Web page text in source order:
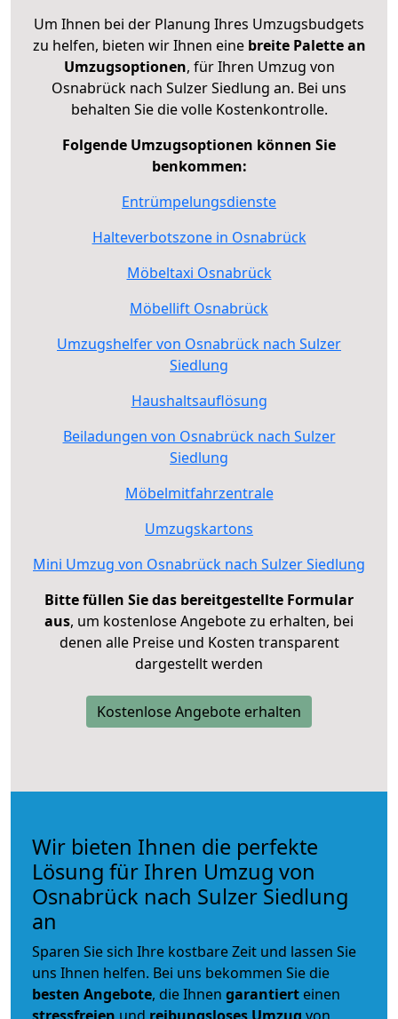
Um Ihnen bei der Planung Ihres Umzugsbudgets
zu helfen, bieten wir Ihnen eine breite Palette an
Umzugsoptionen, für Ihren Umzug von
Osnabrück nach Sulzer Siedlung an. Bei uns
behalten Sie die volle Kostenkontrolle.
Folgende Umzugsoptionen können Sie
benkommen:
Entrümpelungsdienste
Halteverbotszone in Osnabrück
Möbeltaxi Osnabrück
Möbellift Osnabrück
Umzugshelfer von Osnabrück nach Sulzer
Siedlung
Haushaltsauflösung
Beiladungen von Osnabrück nach Sulzer
Siedlung
Möbelmitfahrzentrale
Umzugskartons
Mini Umzug von Osnabrück nach Sulzer Siedlung
Bitte füllen Sie das bereitgestellte Formular
aus, um kostenlose Angebote zu erhalten, bei
denen alle Preise und Kosten transparent
dargestellt werden
Kostenlose Angebote erhalten
Wir bieten Ihnen die perfekte
Lösung für Ihren Umzug von
Osnabrück nach Sulzer Siedlung
an
Sparen Sie sich Ihre kostbare Zeit und lassen Sie
uns Ihnen helfen. Bei uns bekommen Sie die
besten Angebote, die Ihnen garantiert einen